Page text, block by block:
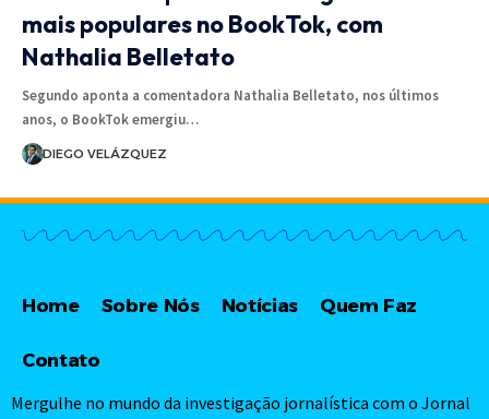
mais populares no BookTok, com
Nathalia Belletato
Segundo aponta a comentadora Nathalia Belletato, nos últimos
anos, o BookTok emergiu…
DIEGO VELÁZQUEZ
Home Sobre Nós Notícias Quem Faz
Contato
Mergulhe no mundo da investigação jornalística com o Jornal